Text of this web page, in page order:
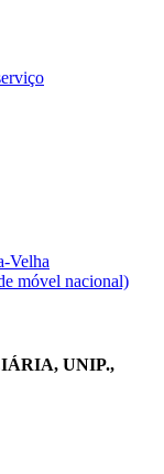
Velha
móvel nacional)
UNIP.,